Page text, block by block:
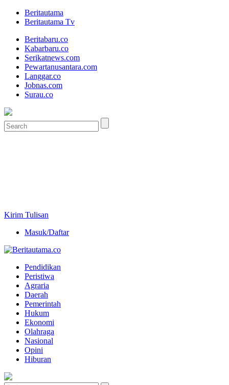
Beritautama
Beritautama Tv
Beritabaru.co
Kabarbaru.co
Serikatnews.com
Pewartanusantara.com
Langgar.co
Jobnas.com
Surau.co
Kirim Tulisan
Masuk/Daftar
Pendidikan
Peristiwa
Agraria
Daerah
Pemerintah
Hukum
Ekonomi
Olahraga
Nasional
Opini
Hiburan